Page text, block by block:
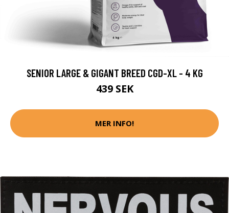
SENIOR LARGE & GIGANT BREED CGD-XL - 4 KG
439 SEK
MER INFO!